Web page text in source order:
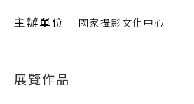
作者內心的抽象攝影創作，均展
像魅力。
主辦單位
國家攝影文化中心
展覽作品